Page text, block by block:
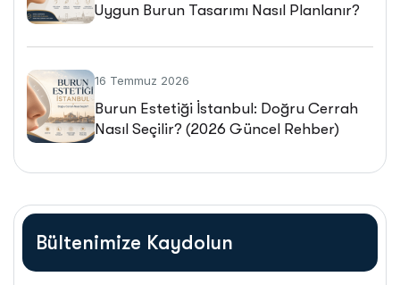
Uygun Burun Tasarımı Nasıl Planlanır?
16 Temmuz 2026
Burun Estetiği İstanbul: Doğru Cerrah
Nasıl Seçilir? (2026 Güncel Rehber)
Bültenimize Kaydolun